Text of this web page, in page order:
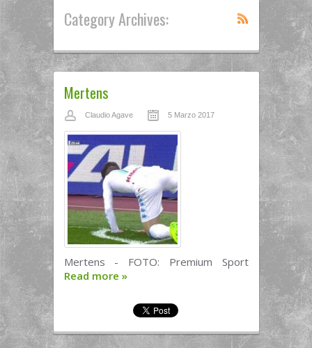
Category Archives:
Mertens
Claudio Agave 5 Marzo 2017
Mertens - FOTO: Premium Sport
Read more »